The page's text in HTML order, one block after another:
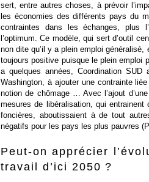
sert, entre autres choses, à prévoir
les économies des différents pays du
contraintes dans les échanges, plus
l’optimum. Ce modèle, qui sert d’outil
non dite qu’il y a plein emploi
toujours positive puisque le plein emploi
a quelques années, Coordination
Washington, à ajouter une contrainte
notion de chômage … Avec l’ajout
mesures de libéralisation, qui
foncières, aboutissaient à de tout
négatifs pour les pays les plus pauvres
Peut-on apprécier
travail d’ici 2050 ?